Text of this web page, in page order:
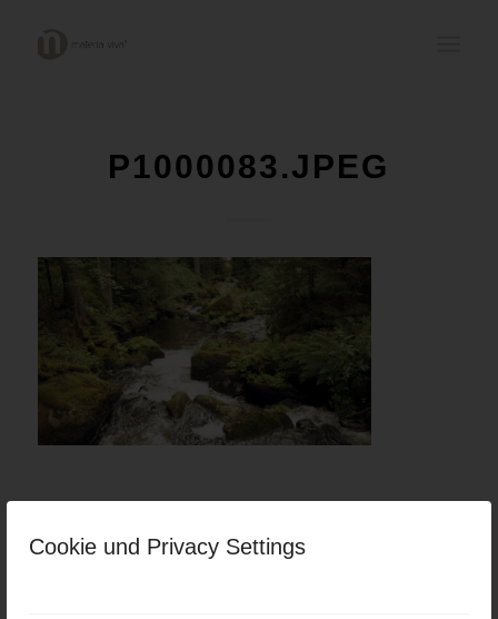
Cookie und Privacy Settings
P1000083.JPEG
22. OKTOBER 2015
/ 0 KOMMENTARE